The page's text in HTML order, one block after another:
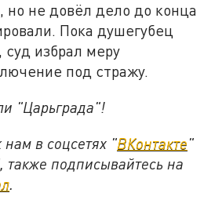
но не довёл дело до конца
Пока душегубец
избрал меру
под стражу.
"Царьграда"!
в соцсетях "ВКонтакте"
также подписывайтесь на